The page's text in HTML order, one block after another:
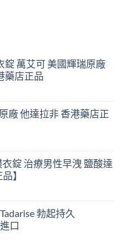
錠 萬艾可 美國輝瑞原廠
藥店正品
廠 他達拉非 香港藥店正
錠 治療男性早洩 鹽酸達
】
勃起持久
口